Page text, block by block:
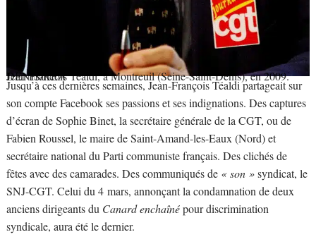
Jean Francois Téaldi, à Montreuil (Seine-Saint-Denis), en 2009.
DENIS/REA
Jusqu’à ces dernières semaines, Jean-François Téaldi partageait sur
son compte Facebook ses passions et ses indignations. Des captures
d’écran de Sophie Binet, la secrétaire générale de la CGT, ou de
Fabien Roussel, le maire de Saint-Amand-les-Eaux (Nord) et
secrétaire national du Parti communiste français. Des clichés de
fêtes avec des camarades. Des communiqués de « son »syndicat, le
SNJ-CGT. Celui du 4 mars, annonçant la condamnation de deux
anciens dirigeants du Canard enchaînépour discrimination
syndicale, aura été le dernier.